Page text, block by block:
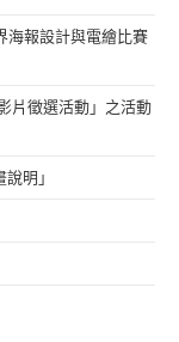
海報設計與電繪比賽
片徵選活動」之活動
明」